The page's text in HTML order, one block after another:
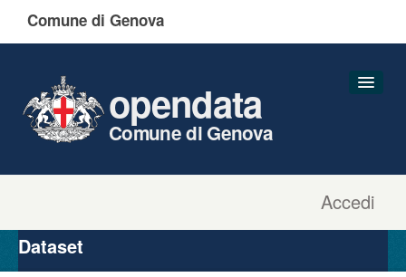
Comune di Genova
Accedi
opendata
Comune di Genova
Organizzazioni
Gruppi
Dataset